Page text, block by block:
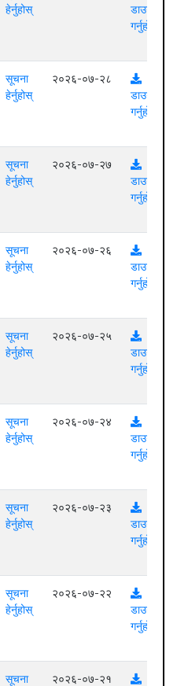
हेर्नुहोस्
डाउनलोड
गर्नुहोस्
सूचना
हेर्नुहोस्
२०२६-०७-२८
डाउनलोड
गर्नुहोस्
सूचना
हेर्नुहोस्
२०२६-०७-२७
डाउनलोड
गर्नुहोस्
सूचना
हेर्नुहोस्
२०२६-०७-२६
डाउनलोड
गर्नुहोस्
सूचना
हेर्नुहोस्
२०२६-०७-२५
डाउनलोड
गर्नुहोस्
सूचना
हेर्नुहोस्
२०२६-०७-२४
डाउनलोड
गर्नुहोस्
सूचना
हेर्नुहोस्
२०२६-०७-२३
डाउनलोड
गर्नुहोस्
सूचना
हेर्नुहोस्
२०२६-०७-२२
डाउनलोड
गर्नुहोस्
सूचना
२०२६-०७-२१